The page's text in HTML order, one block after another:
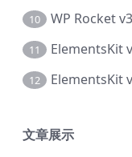
10
11 ElementsKit
12 ElementsKit
文章展示